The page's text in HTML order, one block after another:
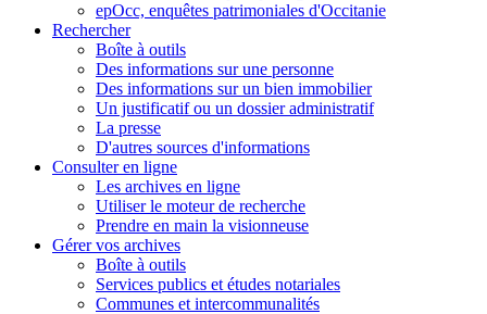
epOcc, enquêtes patrimoniales d'Occitanie
Rechercher
Boîte à outils
Des informations sur une personne
Des informations sur un bien immobilier
Un justificatif ou un dossier administratif
La presse
D'autres sources d'informations
Consulter en ligne
Les archives en ligne
Utiliser le moteur de recherche
Prendre en main la visionneuse
Gérer vos archives
Boîte à outils
Services publics et études notariales
Communes et intercommunalités